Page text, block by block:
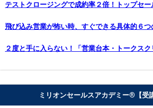
テストクロージングで成約率２倍！トップセ
飛び込み営業が怖い時、すぐできる具体的６つ
２度と手に入らない！「営業台本・トークス
ミリオンセールスアカデミー®︎【受